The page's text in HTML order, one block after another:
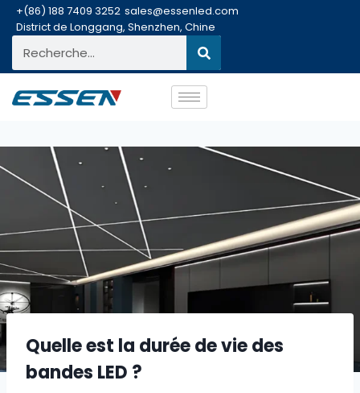
+(86) 188 7409 3252 sales@essenled.com
District de Longgang, Shenzhen, Chine
Quelle est la durée de vie des
bandes LED ?